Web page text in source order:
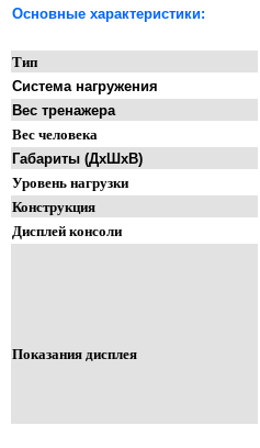
Основные характеристики:
Тип
Система нагружения
Вес тренажера
Вес человека
Габариты (ДхШхВ)
Уровень нагрузки
Конструкция
Дисплей консоли
Показания дисплея